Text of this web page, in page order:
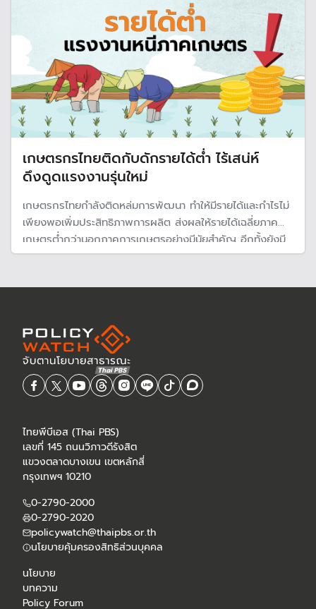
เกษตรกรไทยติดกับดักรายได้ต่ำ ไร้เสน่ห์
ดึงดูดแรงงานรุ่นใหม่
เกษตรกรไทยกำลังติดหล่มการพัฒนา ทำให้มีรายได้และกำไรไม่
เพียงพอเพิ่มประสิทธิภาพการผลิต ส่งผลให้รายได้เฉลี่ยภาค
เกษตรต่ำกว่านอกภาคการเกษตรอย่างมีนัยสำคัญ อีกทั้งยังมี
สิ่งชักจูงให้คนรุ่นใหม่ต่างละทิ้งงานภาคเกษตร ท่ามกลาง
แรงงานมากขึ้น
ไทยพีบีเอส (Thai PBS)
เลขที่ 145 ถนนวิภาวดีรังสิต
แขวงตลาดบางเขน เขตหลักสี่
กรุงเทพฯ 10210
0-2790-2000
0-2790-2020
policywatch@thaipbs.or.th
นโยบายคุ้มครองสิทธิส่วนบุคคล
นโยบาย
บทความ
Policy Forum